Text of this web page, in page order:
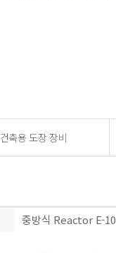
건축용 도장 장비
중방식 Reactor E-10